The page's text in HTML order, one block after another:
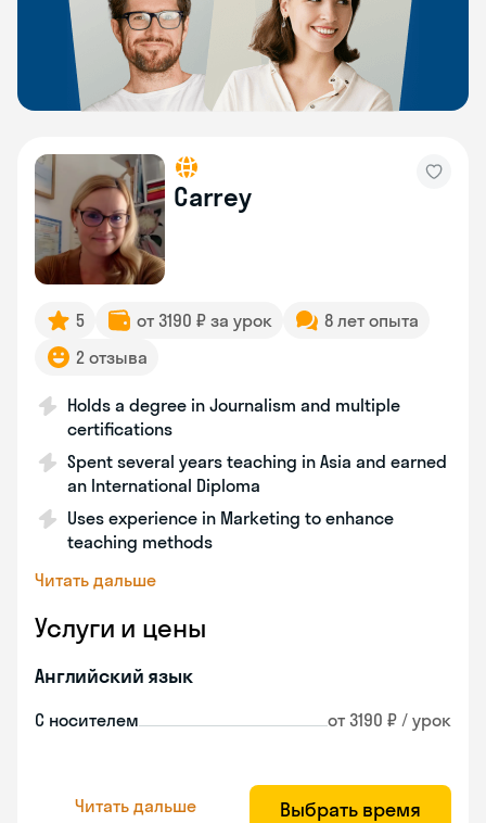
Carrey
5 от 3190 ₽ за урок
8 лет опыта
2 отзыва
Holds a degree in Journalism and multiple
certifications
Spent several years teaching in Asia and earned
an International Diploma
Uses experience in Marketing to enhance
teaching methods
Читать дальше
Услуги и цены
Английский язык
С носителем от 3190 ₽ / урок
Читать дальше Выбрать время